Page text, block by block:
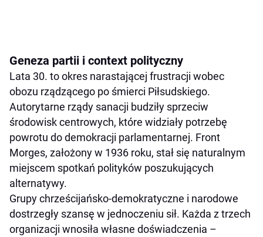
Geneza partii i context polityczny
Lata 30. to okres narastającej frustracji wobec
obozu rządzącego po śmierci Piłsudskiego.
Autorytarne rządy sanacji budziły sprzeciw
środowisk centrowych, które widziały potrzebę
powrotu do demokracji parlamentarnej. Front
Morges, założony w 1936 roku, stał się naturalnym
miejscem spotkań polityków poszukujących
alternatywy.
Grupy chrześcijańsko-demokratyczne i narodowe
dostrzegły szansę w jednoczeniu sił. Każda z trzech
organizacji wnosiła własne doświadczenia –